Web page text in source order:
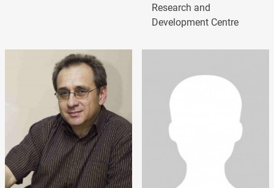
Research and
Development Centre